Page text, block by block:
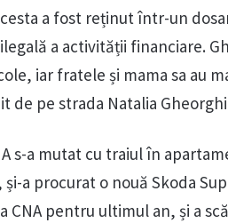
a fost reținut într-un
a activității financiare.
iar fratele și mama sa au
de pe strada Natalia
s-a mutat cu traiul în
a procurat o nouă Skoda
CNA pentru ultimul an, și a